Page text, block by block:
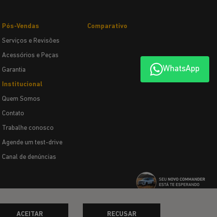
WhatsApp
Pós-Vendas
Serviços e Revisões
Acessórios e Peças
Garantia
Institucional
Quem Somos
Contato
Trabalhe conosco
Agende um test-drive
Canal de denúncias
Comparativo
ACEITAR RECUSAR